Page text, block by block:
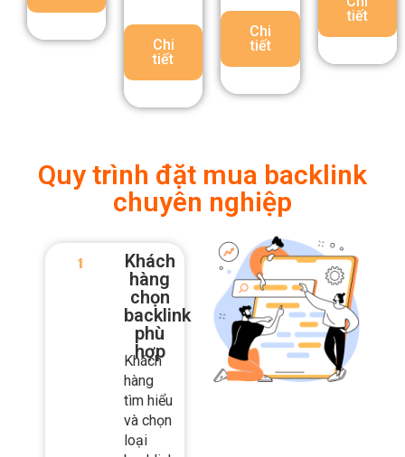
Quy trình đặt mua backlink
Khách
backlink
phù
hợp
Khách
hàng
tìm hiểu
và chọn
loại
backlink
theo
nhu cầu.